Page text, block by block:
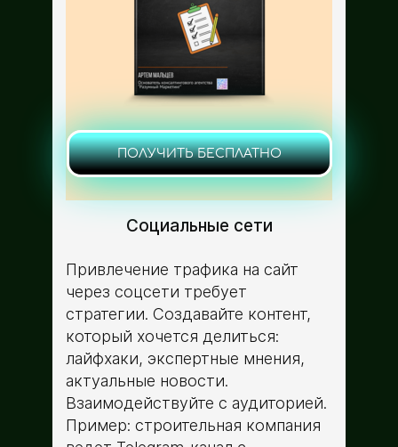
ПОЛУЧИТЬ БЕСПЛАТНО
Социальные сети
Привлечение трафика на сайт
через соцсети требует
стратегии. Создавайте контент,
который хочется делиться:
лайфхаки, экспертные мнения,
актуальные новости.
Взаимодействуйте с аудиторией.
Пример: строительная компания